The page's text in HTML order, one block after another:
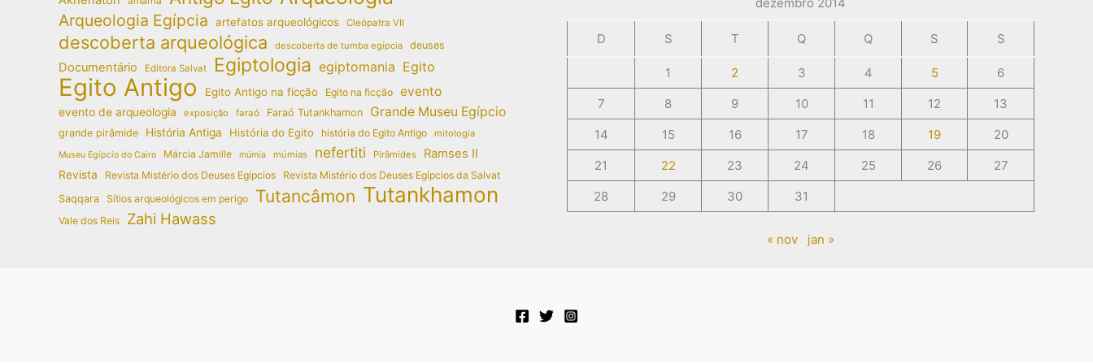
Arqueologia Egípcia artefatos arqueológicos Cleópatra VII
descoberta arqueológica descoberta de tumba egípcia deuses
Documentário Editora Salvat Egiptologia egiptomania Egito
Egito Antigo Egito Antigo na ficção Egito na ficção evento
evento de arqueologia exposição faraó Faraó Tutankhamon Grande Museu Egípcio
grande pirâmide História Antiga História do Egito história do Egito Antigo mitologia
Museu Egípcio do Cairo Márcia Jamille múmia múmias nefertiti Pirâmides Ramses II
Revista Revista Mistério dos Deuses Egípcios
Revista Mistério dos Deuses Egípcios da Salvat
Saqqara Sítios arqueológicos em perigo Tutancâmon Tutankhamon
Vale dos Reis Zahi Hawass
D S T Q Q S S
1 2 3 4 5
6
7
8 9 10 11 12
13
14
15 16 17 18 19
20
21
22 23 24 25 26
27
28
29 30 31
« nov jan »